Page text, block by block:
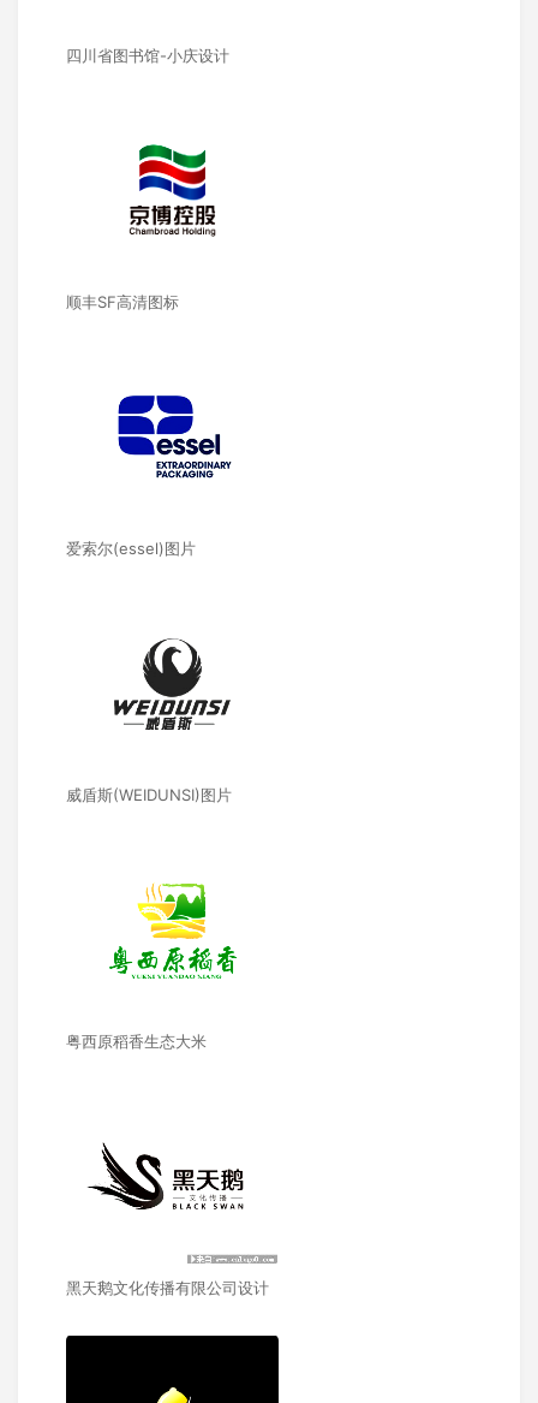
四川省图书馆-小庆设计
顺丰SF高清图标
爱索尔(essel)图片
威盾斯(WEIDUNSI)图片
粤西原稻香生态大米
黑天鹅文化传播有限公司设计